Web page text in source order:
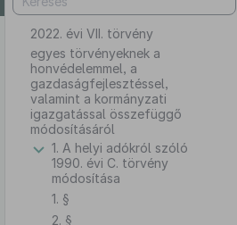
2022. évi VII. törvény
egyes törvényeknek a
honvédelemmel, a
gazdaságfejlesztéssel,
valamint a kormányzati
igazgatással összefüggő
módosításáról
1. A helyi adókról szóló
1990. évi C. törvény
módosítása
1. §
2. §